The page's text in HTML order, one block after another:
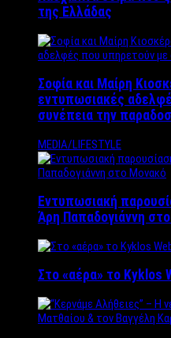
της Ελλάδας
Σοφία και Μαίρη
εντυπωσιακές
συνέπεια την
MEDIA/LIFESTYLE
Εντυπωσιακή
Άρη Παπαδογιάννη
Στο «αέρα» το Kyklos